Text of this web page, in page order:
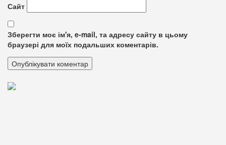
Сайт
Зберегти моє ім'я, e-mail, та адресу сайту в цьому
браузері для моїх подальших коментарів.